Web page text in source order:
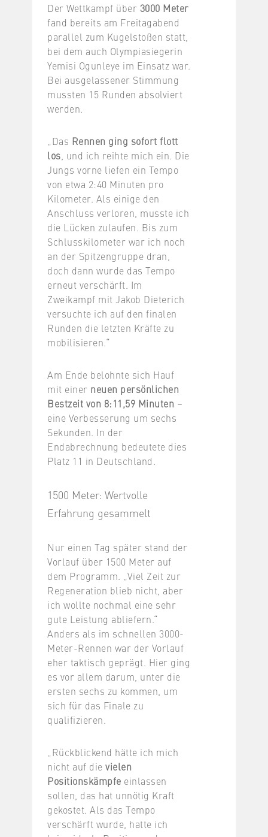
Der Wettkampf über 3000 Meter
fand bereits am Freitagabend
parallel zum Kugelstoßen statt,
bei dem auch Olympiasiegerin
Yemisi Ogunleye im Einsatz war.
Bei ausgelassener Stimmung
mussten 15 Runden absolviert
werden.
„Das Rennen ging sofort flott
los , und ich reihte mich ein. Die
Jungs vorne liefen ein Tempo
von etwa 2:40 Minuten pro
Kilometer. Als einige den
Anschluss verloren, musste ich
die Lücken zulaufen. Bis zum
Schlusskilometer war ich noch
an der Spitzengruppe dran,
doch dann wurde das Tempo
erneut verschärft. Im
Zweikampf mit Jakob Dieterich
versuchte ich auf den finalen
Runden die letzten Kräfte zu
mobilisieren.“
Am Ende belohnte sich Hauf
mit einer neuen persönlichen
Bestzeit von 8:11,59 Minuten –
eine Verbesserung um sechs
Sekunden. In der
Endabrechnung bedeutete dies
Platz 11 in Deutschland.
1500 Meter: Wertvolle
Erfahrung gesammelt
Nur einen Tag später stand der
Vorlauf über 1500 Meter auf
dem Programm. „Viel Zeit zur
Regeneration blieb nicht, aber
ich wollte nochmal eine sehr
gute Leistung abliefern.“
Anders als im schnellen 3000-
Meter-Rennen war der Vorlauf
eher taktisch geprägt. Hier ging
es vor allem darum, unter die
ersten sechs zu kommen, um
sich für das Finale zu
qualifizieren.
„Rückblickend hätte ich mich
nicht auf die vielen
Positionskämpfe einlassen
sollen, das hat unnötig Kraft
gekostet. Als das Tempo
verschärft wurde, hatte ich